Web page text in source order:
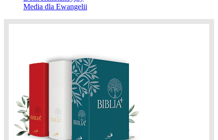
Media dla Ewangelii